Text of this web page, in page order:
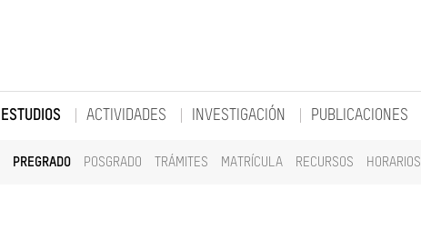
ESTUDIOS
PREGRADO POSGRADO TRÁMITES MATRÍCULA RECURSOS HORARIOS
ACTIVIDADES INVESTIGACIÓN PUBLICACIONES